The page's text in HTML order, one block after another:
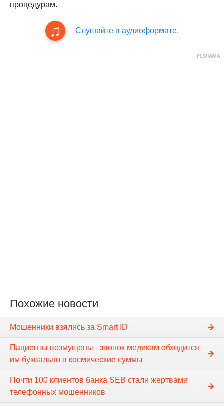
процедурам.
Слушайте в аудиоформате.
Похожие новости
Мошенники взялись за Smart ID
Пациенты возмущены - звонок медикам обходится
им буквально в космические суммы
Почти 100 клиентов банка SEB стали жертвами
телефонных мошенников